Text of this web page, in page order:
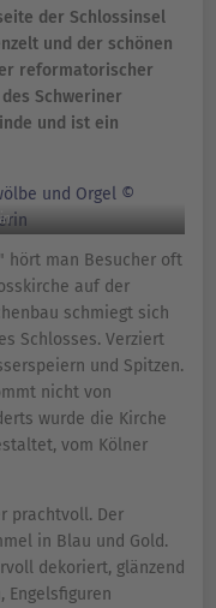
der Schlossinsel
und der schönen
reformatorischer
Schweriner
und ist ein
hört man Besucher oft
auf der
schmiegt sich
Schlosses. Verziert
und Spitzen.
nicht von
wurde die Kirche
vom Kölner
prachtvoll. Der
in Blau und Gold.
dekoriert, glänzend